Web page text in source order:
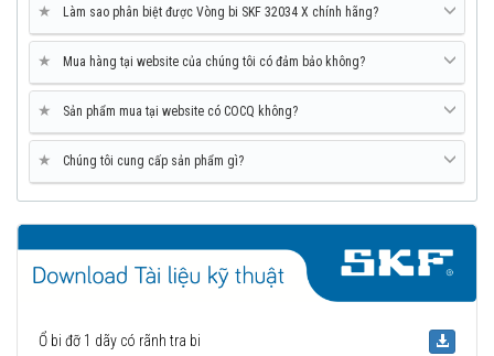
★ Làm sao phân biệt được Vòng bi SKF 32034 X chính hãng?
★ Mua hàng tại website của chúng tôi có đảm bảo không?
★ Sản phẩm mua tại website có COCQ không?
★ Chúng tôi cung cấp sản phẩm gì?
Ổ bi đỡ 1 dãy có rãnh tra bi